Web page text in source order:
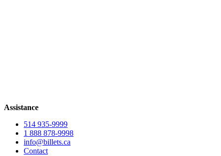
Assistance
514 935-9999
1 888 878-9998
info@billets.ca
Contact